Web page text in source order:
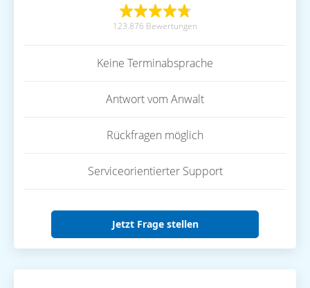
123.876 Bewertungen
Keine Terminabsprache
Antwort vom Anwalt
Rückfragen möglich
Serviceorientierter Support
Jetzt Frage stellen